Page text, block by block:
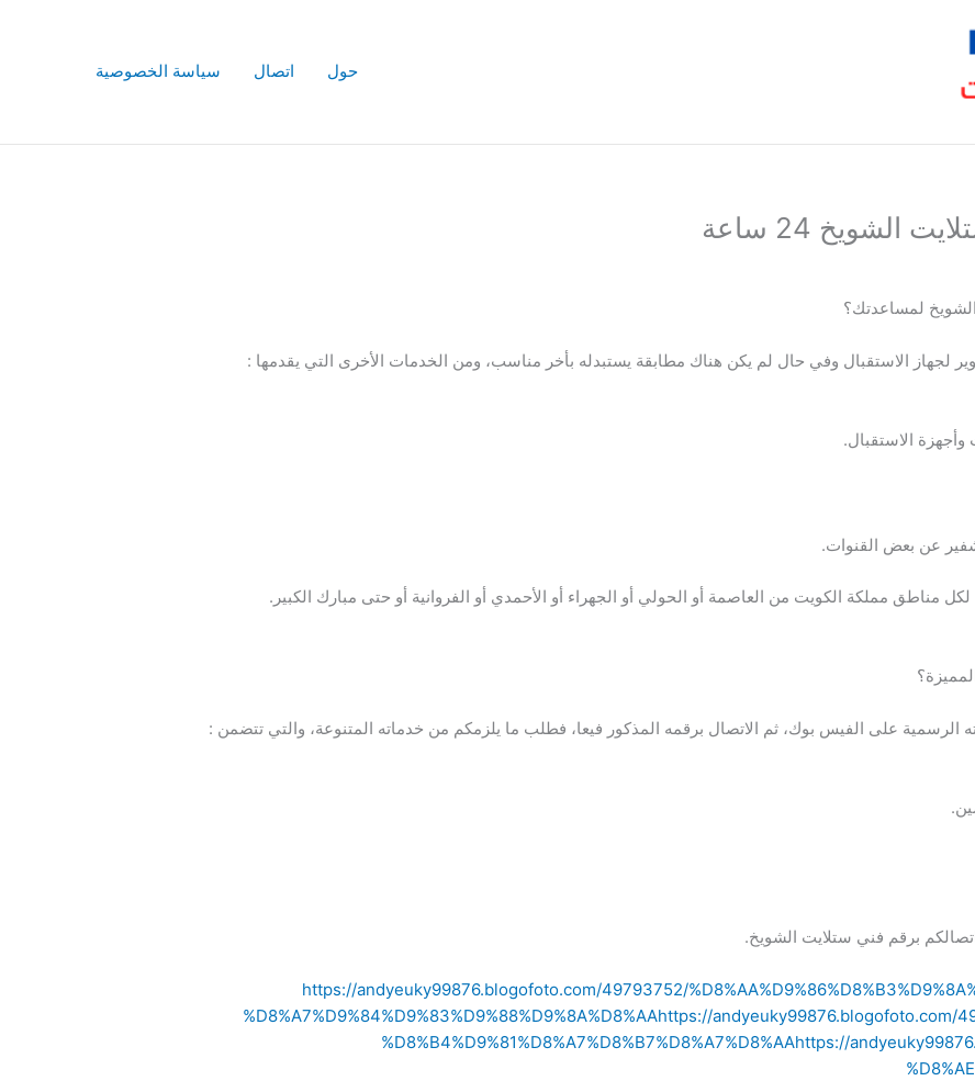
حول اتصال سياسة الخصوصية
24 ساعة
لمساعدتك؟
الاستقبال وفي حال لم يكن هناك مطابقة يستبدله بأخر مناسب، ومن الخدمات الأخرى التي يقدمها :
الاستقبال.
عن بعض القنوات.
مملكة الكويت من العاصمة أو الحولي أو الجهراء أو الأحمدي أو الفروانية أو حتى مبارك الكبير.
على الفيس بوك، ثم الاتصال برقمه المذكور فيعا، فطلب ما يلزمكم من خدماته المتنوعة، والتي تتضمن :
برقم فني ستلايت الشويخ.
https://andyeuky99876.blogofoto.com/49793752/
%D8%A7%D9%84%D9%83%D9%88%D9%8A%D8%AAhttps://andyeuky99876.blogofoto.com/
%D8%B4%D9%81%D8%A7%D8%B7%D8%A7%D8%AAhttps://